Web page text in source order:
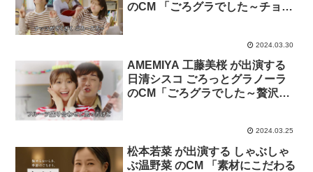
のCM 「ごろグラでした～チョコ
2024.03.30
AMEMIYA 工藤美桜 が出演する
日清シスコ ごろっとグラノーラ
のCM「ごろグラでした～贅沢果
2024.03.25
松本若菜 が出演する しゃぶしゃ
ぶ温野菜 のCM 「素材にこだわる